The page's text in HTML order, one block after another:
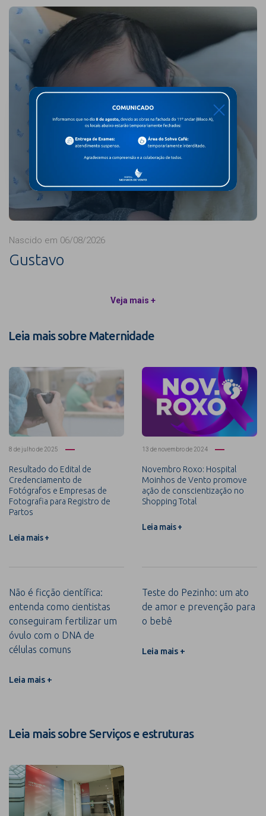
Nascido em 06/08/2026
Gustavo
Veja mais +
Leia mais sobre Maternidade
8 de julho de 2025
Resultado do Edital de
Credenciamento de
Fotógrafos e Empresas de
Fotografia para Registro de
Partos
Leia mais +
13 de novembro de 2024
Novembro Roxo: Hospital
Moinhos de Vento promove
ação de conscientização no
Shopping Total
Leia mais +
Não é ficção científica:
entenda como cientistas
conseguiram fertilizar um
óvulo com o DNA de
células comuns
Leia mais +
Teste do Pezinho: um ato
de amor e prevenção para
o bebê
Leia mais +
Leia mais sobre Serviços e estruturas
X